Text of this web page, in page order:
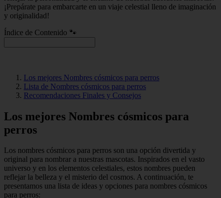
¡Prepárate para embarcarte en un viaje celestial lleno de imaginación
y originalidad!
Índice de Contenido 🐾
Los mejores Nombres cósmicos para perros
Lista de Nombres cósmicos para perros
Recomendaciones Finales y Consejos
Los mejores Nombres cósmicos para
perros
Los nombres cósmicos para perros son una opción divertida y
original para nombrar a nuestras mascotas. Inspirados en el vasto
universo y en los elementos celestiales, estos nombres pueden
reflejar la belleza y el misterio del cosmos. A continuación, te
presentamos una lista de ideas y opciones para nombres cósmicos
para perros: